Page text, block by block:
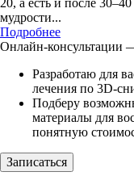
мудрости...
Подробнее
Онлайн-консультации
Разработаю для
лечения по 3D-
Подберу
материалы для
понятную
Записаться